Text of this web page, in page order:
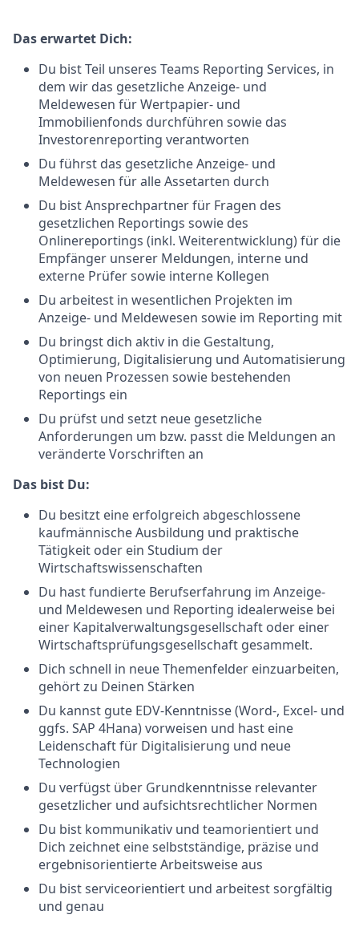
Das erwartet Dich:
Du bist Teil unseres Teams Reporting Services, in
dem wir das gesetzliche Anzeige- und
Meldewesen für Wertpapier- und
Immobilienfonds durchführen sowie das
Investorenreporting verantworten
Du führst das gesetzliche Anzeige- und
Meldewesen für alle Assetarten durch
Du bist Ansprechpartner für Fragen des
gesetzlichen Reportings sowie des
Onlinereportings (inkl. Weiterentwicklung) für die
Empfänger unserer Meldungen, interne und
externe Prüfer sowie interne Kollegen
Du arbeitest in wesentlichen Projekten im
Anzeige- und Meldewesen sowie im Reporting mit
Du bringst dich aktiv in die Gestaltung,
Optimierung, Digitalisierung und Automatisierung
von neuen Prozessen sowie bestehenden
Reportings ein
Du prüfst und setzt neue gesetzliche
Anforderungen um bzw. passt die Meldungen an
veränderte Vorschriften an
Das bist Du:
Du besitzt eine erfolgreich abgeschlossene
kaufmännische Ausbildung und praktische
Tätigkeit oder ein Studium der
Wirtschaftswissenschaften
Du hast fundierte Berufserfahrung im Anzeige-
und Meldewesen und Reporting idealerweise bei
einer Kapitalverwaltungsgesellschaft oder einer
Wirtschaftsprüfungsgesellschaft gesammelt.
Dich schnell in neue Themenfelder einzuarbeiten,
gehört zu Deinen Stärken
Du kannst gute EDV-Kenntnisse (Word-, Excel- und
ggfs. SAP 4Hana) vorweisen und hast eine
Leidenschaft für Digitalisierung und neue
Technologien
Du verfügst über Grundkenntnisse relevanter
gesetzlicher und aufsichtsrechtlicher Normen
Du bist kommunikativ und teamorientiert und
Dich zeichnet eine selbstständige, präzise und
ergebnisorientierte Arbeitsweise aus
Du bist serviceorientiert und arbeitest sorgfältig
und genau